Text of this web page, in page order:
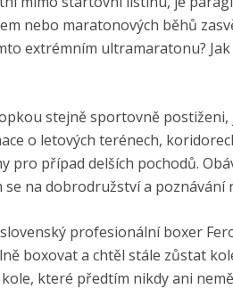
nebo maratonových běhů
extrémním ultramaratonu?
stejně sportovně
o letových terénech,
pro případ delších pochodů.
na dobrodružství a poznávání
profesionální boxer
boxovat a chtěl stále zůstat
které předtím nikdy ani